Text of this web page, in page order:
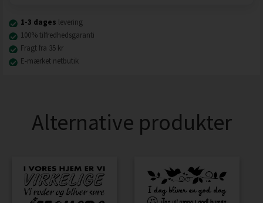
1-3 dages levering
100% tilfredhedsgaranti
Fragt fra 35 kr
E-mærket netbutik
Alternative produkter